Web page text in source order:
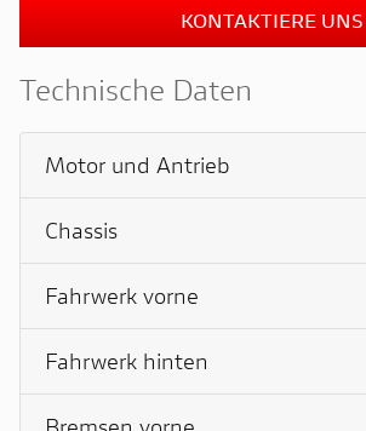
Technische Daten
Motor und Antrieb
Chassis
Fahrwerk vorne
Fahrwerk hinten
KONTAKTIERE UNS